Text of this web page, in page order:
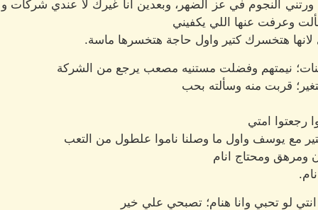
النجوم في عز الضهر، وبعدين انا غيرك لا عندي شركات
وعرفت عنها اللي يكفيني
هتخسرك كتير واول حاجة هتخسرها ماسة.
نيمتهم وفضلت مستنيه مصعب يرجع من الشركة
قربت منه وسألته بحب
رجعتوا امتي
مع يوسف واول ما وصلنا ناموا علطول من التعب
ومرهق ومحتاج انام
تحبي وانا هنام؛ تصبحي علي خير